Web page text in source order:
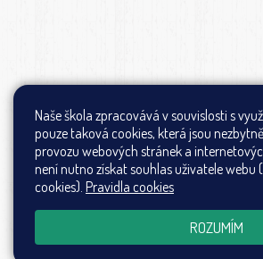
Naše škola zpracovává v souvislosti s
pouze taková cookies, která jsou
provozu webových stránek a
není nutno získat souhlas uživatele webu
cookies). Pravidla cookies
ROZUMÍM